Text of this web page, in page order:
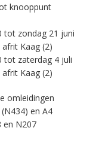
knooppunt
tot zondag 21 juni
Kaag (2)
tot zaterdag 4 juli
Kaag (2)
omleidingen
en A4
en N207